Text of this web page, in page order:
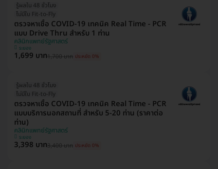
รู้ผลใน 48 ชั่วโมง
ไม่มีใบ Fit-to-Fly
ตรวจหาเชื้อ COVID-19 เทคนิค Real Time - PCR
แบบ Drive Thru สำหรับ 1 ท่าน
คลินิกแพทย์รัฐศาสตร์
ระยอง
1,699 บาท1,700 บาท ประหยัด 0%
รู้ผลใน 48 ชั่วโมง
ไม่มีใบ Fit-to-Fly
ตรวจหาเชื้อ COVID-19 เทคนิค Real Time - PCR
แบบบริการนอกสถานที่ สำหรับ 5-20 ท่าน (ราคาต่อ
ท่าน)
คลินิกแพทย์รัฐศาสตร์
ระยอง
3,398 บาท3,400 บาท ประหยัด 0%